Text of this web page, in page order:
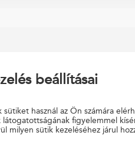
található!
beállításai
sütiket használ az Ön számára
látogatottságának figyelemmel
milyen sütik kezeléséhez járul